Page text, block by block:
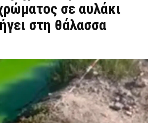
σε αυλάκι
στη θάλασσα